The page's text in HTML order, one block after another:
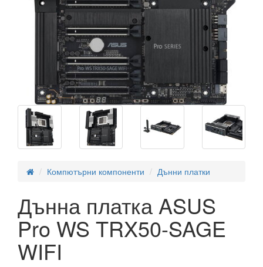
Компютърни компоненти Дънни платки
Дънна платка ASUS
Pro WS TRX50-SAGE
WIFI